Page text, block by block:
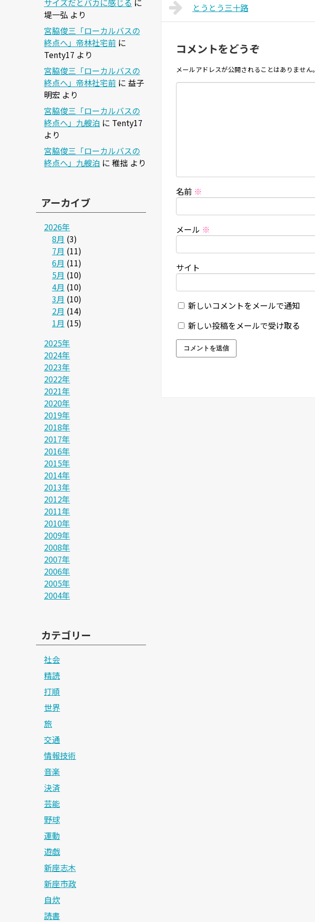
とうとう三十路
コメントをどうぞ
メールアドレスが公開されることはありません。
名前 ※
メール ※
サイト
新しいコメントをメールで通知
新しい投稿をメールで受け取る
サイズだとバカに感じる に
堤一弘 より
宮脇俊三「ローカルバスの
終点へ」帝林社宅前 に
Tenty17 より
宮脇俊三「ローカルバスの
終点へ」帝林社宅前 に 益子
明宏 より
宮脇俊三「ローカルバスの
終点へ」九艘泊 に Tenty17
より
宮脇俊三「ローカルバスの
終点へ」九艘泊 に 稚拙 より
アーカイブ
2026年
8月 (3)
7月 (11)
6月 (11)
5月 (10)
4月 (10)
3月 (10)
2月 (14)
1月 (15)
2025年
2024年
2023年
2022年
2021年
2020年
2019年
2018年
2017年
2016年
2015年
2014年
2013年
2012年
2011年
2010年
2009年
2008年
2007年
2006年
2005年
2004年
カテゴリー
社会
精読
打順
世界
旅
交通
情報技術
音楽
決済
芸能
野球
運動
遊戯
新座志木
新座市政
自炊
読書